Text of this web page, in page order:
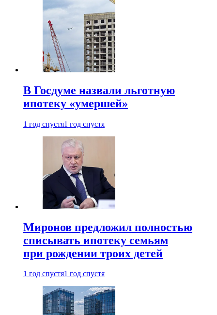
В Госдуме назвали льготную
ипотеку «умершей»
1 год спустя1 год спустя
Миронов предложил полностью
списывать ипотеку семьям
при рождении троих детей
1 год спустя1 год спустя